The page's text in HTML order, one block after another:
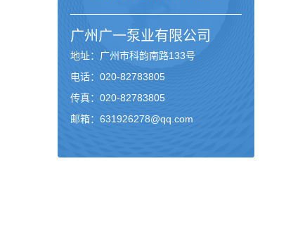
广州 广一泵业有限公司
地址：广州市科韵南路133号
电话：020-82783805
传真：020-82783805
邮箱：631926278@qq.com